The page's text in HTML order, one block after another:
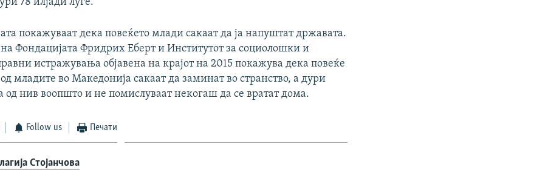
покажуваат дека повеќето млади сакаат да ја напуштат државата.
на Фондацијата Фридрих Еберт и Институтот за социолошки и
истражувања објавена на крајот на 2015 покажува дека повеќе
младите во Македонија сакаат да заминат во странство, а дури
од нив воопшто и не помислуваат некогаш да се вратат дома.
Follow us Печати
Стојанчова